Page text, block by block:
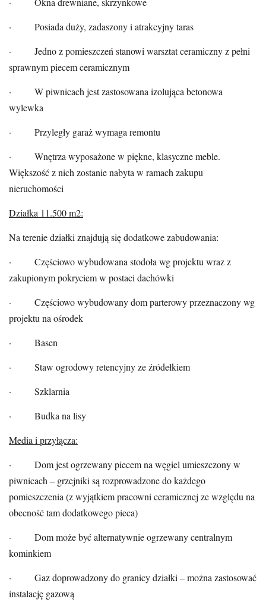
· Posiada duży, zadaszony i atrakcyjny taras
· Jedno z pomieszczeń stanowi warsztat ceramiczny z pełni
sprawnym piecem ceramicznym
· W piwnicach jest zastosowana izolująca betonowa
wylewka
· Przyległy garaż wymaga remontu
· Wnętrza wyposażone w piękne, klasyczne meble.
Większość z nich zostanie nabyta w ramach zakupu
nieruchomości
Działka 11.500 m2:
Na terenie działki znajdują się dodatkowe zabudowania:
· Częściowo wybudowana stodoła wg projektu wraz z
zakupionym pokryciem w postaci dachówki
· Częściowo wybudowany dom parterowy przeznaczony wg
projektu na ośrodek
· Basen
· Staw ogrodowy retencyjny ze źródełkiem
· Szklarnia
· Budka na lisy
Media i przyłącza:
· Dom jest ogrzewany piecem na węgiel umieszczony w
piwnicach – grzejniki są rozprowadzone do każdego
pomieszczenia (z wyjątkiem pracowni ceramicznej ze względu na
obecność tam dodatkowego pieca)
· Dom może być alternatywnie ogrzewany centralnym
kominkiem
· Gaz doprowadzony do granicy działki – można zastosować
instalację gazową